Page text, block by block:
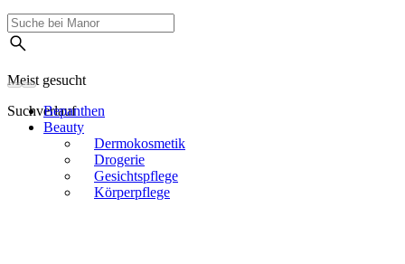
Meist gesucht
Suchverlauf
Bepanthen
Beauty
Dermokosmetik
Drogerie
Gesichtspflege
Körperpflege